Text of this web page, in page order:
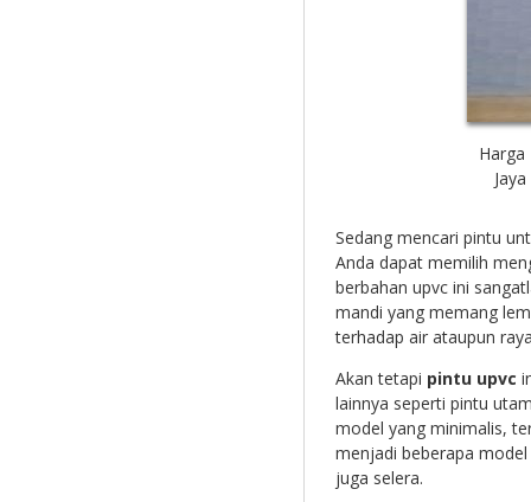
Harga
Sedang mencari pintu
Anda dapat memilih
berbahan upvc ini
mandi yang memang
terhadap air ataupun
Akan tetapi pintu upvc
lainnya seperti pintu
model yang minimalis,
menjadi beberapa
juga selera.